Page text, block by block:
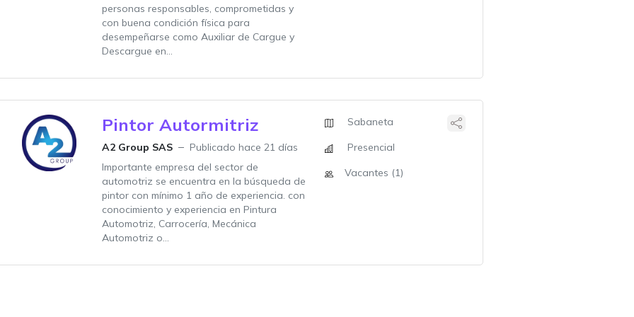
personas responsables, comprometidas y
con buena condición física para
desempeñarse como Auxiliar de Cargue y
Descargue en...
Pintor Autormitriz
A2 Group SAS
Publicado hace 21 días
Importante empresa del sector de
automotriz se encuentra en la búsqueda de
pintor con mínimo 1 año de experiencia. con
conocimiento y experiencia en Pintura
Automotriz, Carrocería, Mecánica
Automotriz o...
Sabaneta
Presencial
Vacantes (1)